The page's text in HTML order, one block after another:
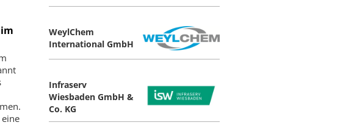
WeylChem
International GmbH
Infraserv
Wiesbaden GmbH &
Co. KG